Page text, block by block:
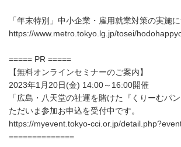
「年末特別」中小企業・雇用就業対策の実施
https://www.metro.tokyo.lg.jp/tosei/
===== PR =====
【無料オンラインセミナーのご案内】
2023年1月20日(金) 14:00～16:00開催
「広島・八天堂の社運を賭けた『くりーむパ
ただいま参加お申込を受付中です。
https://myevent.tokyo-cci.or.jp/
==============